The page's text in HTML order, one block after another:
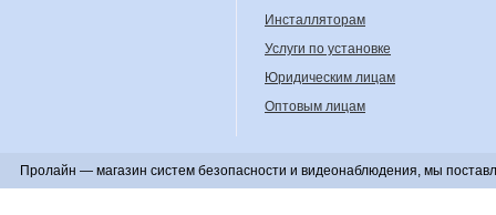
Инсталляторам
Услуги по установке
Юридическим лицам
Оптовым лицам
Пролайн — магазин систем безопасности и видеонаблюдения, мы